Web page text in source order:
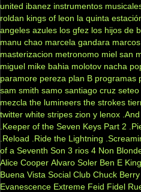
united ibanez instrumentos
roldan kings of leon la quinta
angeles azules los gfez los hijos de
manu chao marcela gandara
masterizacion metronomo miel san
miguel mike bahia molotov nacha
paramore pereza plan B programas
sam smith samo santiago cruz seteo
mezcla the lumineers the strokes
twitter white stripes zion y lenox
.Keeper of the Seven Keys Part 2
.Reload
.Ride the Lightning
of a Seventh Son 3 rios 4 Non
Alice Cooper Alvaro Soler Ben E King
Buena Vista Social Club Chuck Berry
Evanescence Extreme Feid Fidel